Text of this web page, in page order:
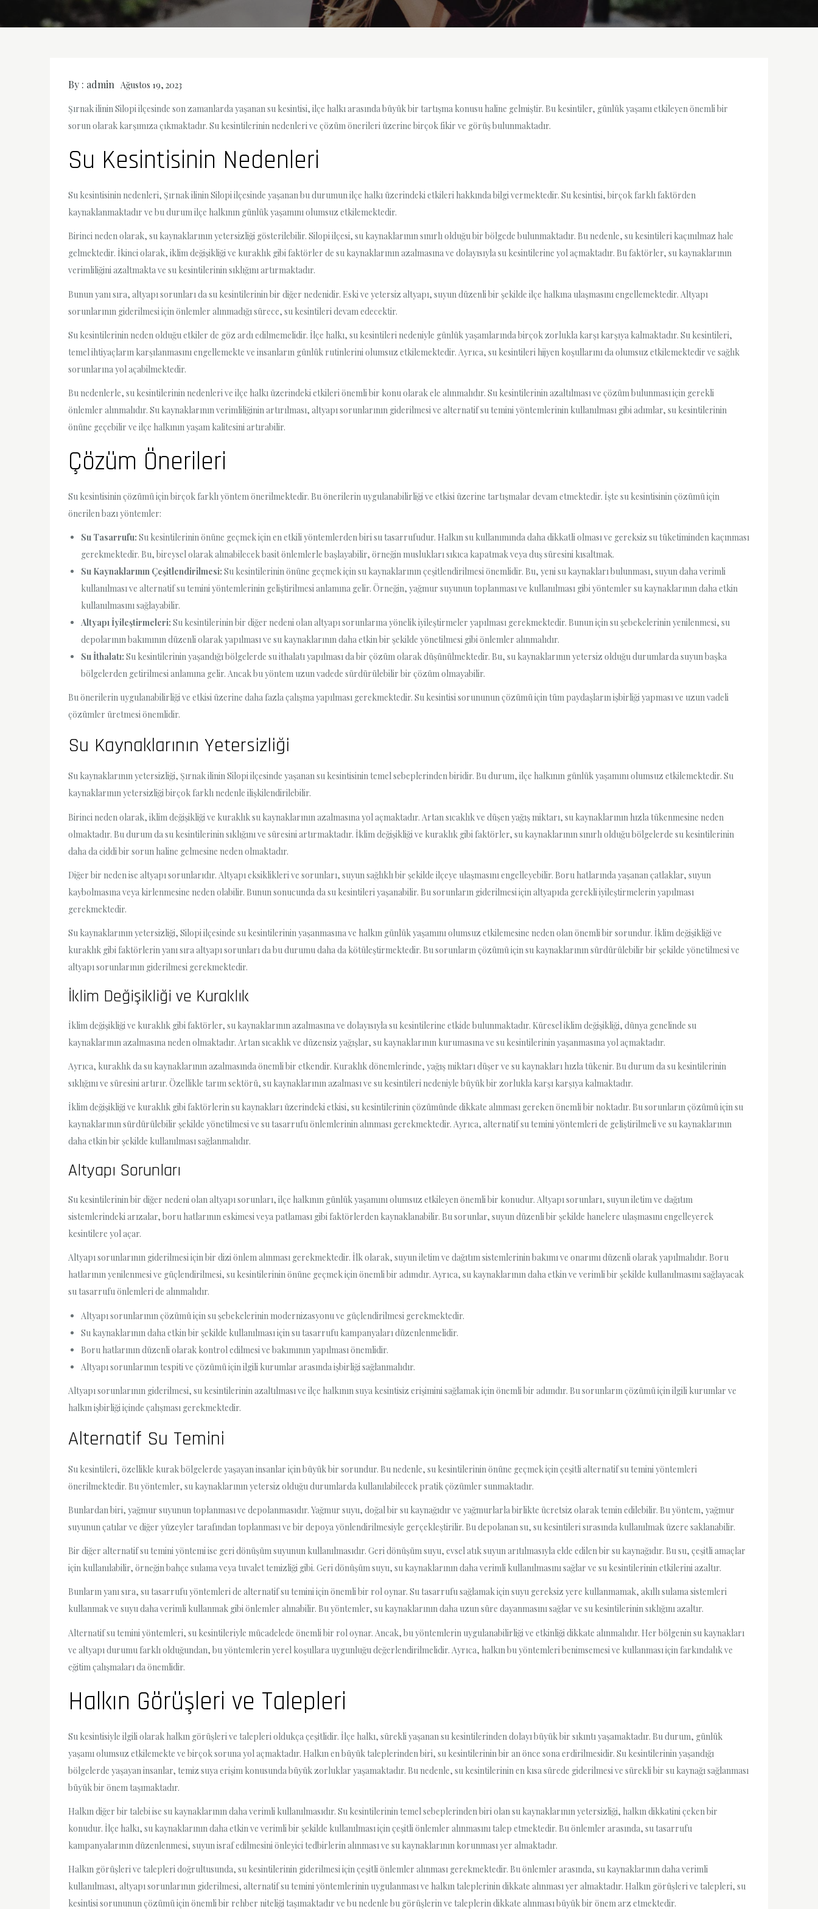
By : admin Ağustos 19, 2023
Şırnak ilinin Silopi ilçesinde son zamanlarda yaşanan su kesintisi, ilçe halkı arasında büyük bir tartışma konusu haline gelmiştir. Bu kesintiler, günlük yaşamı etkileyen önemli bir
sorun olarak karşımıza çıkmaktadır. Su kesintilerinin nedenleri ve çözüm önerileri üzerine birçok fikir ve görüş bulunmaktadır.
Su Kesintisinin Nedenleri
Su kesintisinin nedenleri, Şırnak ilinin Silopi ilçesinde yaşanan bu durumun ilçe halkı üzerindeki etkileri hakkında bilgi vermektedir. Su kesintisi, birçok farklı faktörden
kaynaklanmaktadır ve bu durum ilçe halkının günlük yaşamını olumsuz etkilemektedir.
Birinci neden olarak, su kaynaklarının yetersizliği gösterilebilir. Silopi ilçesi, su kaynaklarının sınırlı olduğu bir bölgede bulunmaktadır. Bu nedenle, su kesintileri kaçınılmaz hale
gelmektedir. İkinci olarak, iklim değişikliği ve kuraklık gibi faktörler de su kaynaklarının azalmasına ve dolayısıyla su kesintilerine yol açmaktadır. Bu faktörler, su kaynaklarının
verimliliğini azaltmakta ve su kesintilerinin sıklığını artırmaktadır.
Bunun yanı sıra, altyapı sorunları da su kesintilerinin bir diğer nedenidir. Eski ve yetersiz altyapı, suyun düzenli bir şekilde ilçe halkına ulaşmasını engellemektedir. Altyapı
sorunlarının giderilmesi için önlemler alınmadığı sürece, su kesintileri devam edecektir.
Su kesintilerinin neden olduğu etkiler de göz ardı edilmemelidir. İlçe halkı, su kesintileri nedeniyle günlük yaşamlarında birçok zorlukla karşı karşıya kalmaktadır. Su kesintileri,
temel ihtiyaçların karşılanmasını engellemekte ve insanların günlük rutinlerini olumsuz etkilemektedir. Ayrıca, su kesintileri hijyen koşullarını da olumsuz etkilemektedir ve sağlık
sorunlarına yol açabilmektedir.
Bu nedenlerle, su kesintilerinin nedenleri ve ilçe halkı üzerindeki etkileri önemli bir konu olarak ele alınmalıdır. Su kesintilerinin azaltılması ve çözüm bulunması için gerekli
önlemler alınmalıdır. Su kaynaklarının verimliliğinin artırılması, altyapı sorunlarının giderilmesi ve alternatif su temini yöntemlerinin kullanılması gibi adımlar, su kesintilerinin
önüne geçebilir ve ilçe halkının yaşam kalitesini artırabilir.
Çözüm Önerileri
Su kesintisinin çözümü için birçok farklı yöntem önerilmektedir. Bu önerilerin uygulanabilirliği ve etkisi üzerine tartışmalar devam etmektedir. İşte su kesintisinin çözümü için
önerilen bazı yöntemler:
Su Tasarrufu: Su kesintilerinin önüne geçmek için en etkili yöntemlerden biri su tasarrufudur. Halkın su kullanımında daha dikkatli olması ve gereksiz su tüketiminden kaçınması
gerekmektedir. Bu, bireysel olarak alınabilecek basit önlemlerle başlayabilir, örneğin muslukları sıkıca kapatmak veya duş süresini kısaltmak.
Su Kaynaklarının Çeşitlendirilmesi: Su kesintilerinin önüne geçmek için su kaynaklarının çeşitlendirilmesi önemlidir. Bu, yeni su kaynakları bulunması, suyun daha verimli
kullanılması ve alternatif su temini yöntemlerinin geliştirilmesi anlamına gelir. Örneğin, yağmur suyunun toplanması ve kullanılması gibi yöntemler su kaynaklarının daha etkin
kullanılmasını sağlayabilir.
Altyapı İyileştirmeleri: Su kesintilerinin bir diğer nedeni olan altyapı sorunlarına yönelik iyileştirmeler yapılması gerekmektedir. Bunun için su şebekelerinin yenilenmesi, su
depolarının bakımının düzenli olarak yapılması ve su kaynaklarının daha etkin bir şekilde yönetilmesi gibi önlemler alınmalıdır.
Su İthalatı: Su kesintilerinin yaşandığı bölgelerde su ithalatı yapılması da bir çözüm olarak düşünülmektedir. Bu, su kaynaklarının yetersiz olduğu durumlarda suyun başka
bölgelerden getirilmesi anlamına gelir. Ancak bu yöntem uzun vadede sürdürülebilir bir çözüm olmayabilir.
Bu önerilerin uygulanabilirliği ve etkisi üzerine daha fazla çalışma yapılması gerekmektedir. Su kesintisi sorununun çözümü için tüm paydaşların işbirliği yapması ve uzun vadeli
çözümler üretmesi önemlidir.
Su Kaynaklarının Yetersizliği
Su kaynaklarının yetersizliği, Şırnak ilinin Silopi ilçesinde yaşanan su kesintisinin temel sebeplerinden biridir. Bu durum, ilçe halkının günlük yaşamını olumsuz etkilemektedir. Su
kaynaklarının yetersizliği birçok farklı nedenle ilişkilendirilebilir.
Birinci neden olarak, iklim değişikliği ve kuraklık su kaynaklarının azalmasına yol açmaktadır. Artan sıcaklık ve düşen yağış miktarı, su kaynaklarının hızla tükenmesine neden
olmaktadır. Bu durum da su kesintilerinin sıklığını ve süresini artırmaktadır. İklim değişikliği ve kuraklık gibi faktörler, su kaynaklarının sınırlı olduğu bölgelerde su kesintilerinin
daha da ciddi bir sorun haline gelmesine neden olmaktadır.
Diğer bir neden ise altyapı sorunlarıdır. Altyapı eksiklikleri ve sorunları, suyun sağlıklı bir şekilde ilçeye ulaşmasını engelleyebilir. Boru hatlarında yaşanan çatlaklar, suyun
kaybolmasına veya kirlenmesine neden olabilir. Bunun sonucunda da su kesintileri yaşanabilir. Bu sorunların giderilmesi için altyapıda gerekli iyileştirmelerin yapılması
gerekmektedir.
Su kaynaklarının yetersizliği, Silopi ilçesinde su kesintilerinin yaşanmasına ve halkın günlük yaşamını olumsuz etkilemesine neden olan önemli bir sorundur. İklim değişikliği ve
kuraklık gibi faktörlerin yanı sıra altyapı sorunları da bu durumu daha da kötüleştirmektedir. Bu sorunların çözümü için su kaynaklarının sürdürülebilir bir şekilde yönetilmesi ve
altyapı sorunlarının giderilmesi gerekmektedir.
İklim Değişikliği ve Kuraklık
İklim değişikliği ve kuraklık gibi faktörler, su kaynaklarının azalmasına ve dolayısıyla su kesintilerine etkide bulunmaktadır. Küresel iklim değişikliği, dünya genelinde su
kaynaklarının azalmasına neden olmaktadır. Artan sıcaklık ve düzensiz yağışlar, su kaynaklarının kurumasına ve su kesintilerinin yaşanmasına yol açmaktadır.
Ayrıca, kuraklık da su kaynaklarının azalmasında önemli bir etkendir. Kuraklık dönemlerinde, yağış miktarı düşer ve su kaynakları hızla tükenir. Bu durum da su kesintilerinin
sıklığını ve süresini artırır. Özellikle tarım sektörü, su kaynaklarının azalması ve su kesintileri nedeniyle büyük bir zorlukla karşı karşıya kalmaktadır.
İklim değişikliği ve kuraklık gibi faktörlerin su kaynakları üzerindeki etkisi, su kesintilerinin çözümünde dikkate alınması gereken önemli bir noktadır. Bu sorunların çözümü için su
kaynaklarının sürdürülebilir şekilde yönetilmesi ve su tasarrufu önlemlerinin alınması gerekmektedir. Ayrıca, alternatif su temini yöntemleri de geliştirilmeli ve su kaynaklarının
daha etkin bir şekilde kullanılması sağlanmalıdır.
Altyapı Sorunları
Su kesintilerinin bir diğer nedeni olan altyapı sorunları, ilçe halkının günlük yaşamını olumsuz etkileyen önemli bir konudur. Altyapı sorunları, suyun iletim ve dağıtım
sistemlerindeki arızalar, boru hatlarının eskimesi veya patlaması gibi faktörlerden kaynaklanabilir. Bu sorunlar, suyun düzenli bir şekilde hanelere ulaşmasını engelleyerek
kesintilere yol açar.
Altyapı sorunlarının giderilmesi için bir dizi önlem alınması gerekmektedir. İlk olarak, suyun iletim ve dağıtım sistemlerinin bakımı ve onarımı düzenli olarak yapılmalıdır. Boru
hatlarının yenilenmesi ve güçlendirilmesi, su kesintilerinin önüne geçmek için önemli bir adımdır. Ayrıca, su kaynaklarının daha etkin ve verimli bir şekilde kullanılmasını sağlayacak
su tasarrufu önlemleri de alınmalıdır.
Altyapı sorunlarının çözümü için su şebekelerinin modernizasyonu ve güçlendirilmesi gerekmektedir.
Su kaynaklarının daha etkin bir şekilde kullanılması için su tasarrufu kampanyaları düzenlenmelidir.
Boru hatlarının düzenli olarak kontrol edilmesi ve bakımının yapılması önemlidir.
Altyapı sorunlarının tespiti ve çözümü için ilgili kurumlar arasında işbirliği sağlanmalıdır.
Altyapı sorunlarının giderilmesi, su kesintilerinin azaltılması ve ilçe halkının suya kesintisiz erişimini sağlamak için önemli bir adımdır. Bu sorunların çözümü için ilgili kurumlar ve
halkın işbirliği içinde çalışması gerekmektedir.
Alternatif Su Temini
Su kesintileri, özellikle kurak bölgelerde yaşayan insanlar için büyük bir sorundur. Bu nedenle, su kesintilerinin önüne geçmek için çeşitli alternatif su temini yöntemleri
önerilmektedir. Bu yöntemler, su kaynaklarının yetersiz olduğu durumlarda kullanılabilecek pratik çözümler sunmaktadır.
Bunlardan biri, yağmur suyunun toplanması ve depolanmasıdır. Yağmur suyu, doğal bir su kaynağıdır ve yağmurlarla birlikte ücretsiz olarak temin edilebilir. Bu yöntem, yağmur
suyunun çatılar ve diğer yüzeyler tarafından toplanması ve bir depoya yönlendirilmesiyle gerçekleştirilir. Bu depolanan su, su kesintileri sırasında kullanılmak üzere saklanabilir.
Bir diğer alternatif su temini yöntemi ise geri dönüşüm suyunun kullanılmasıdır. Geri dönüşüm suyu, evsel atık suyun arıtılmasıyla elde edilen bir su kaynağıdır. Bu su, çeşitli amaçlar
için kullanılabilir, örneğin bahçe sulama veya tuvalet temizliği gibi. Geri dönüşüm suyu, su kaynaklarının daha verimli kullanılmasını sağlar ve su kesintilerinin etkilerini azaltır.
Bunların yanı sıra, su tasarrufu yöntemleri de alternatif su temini için önemli bir rol oynar. Su tasarrufu sağlamak için suyu gereksiz yere kullanmamak, akıllı sulama sistemleri
kullanmak ve suyu daha verimli kullanmak gibi önlemler alınabilir. Bu yöntemler, su kaynaklarının daha uzun süre dayanmasını sağlar ve su kesintilerinin sıklığını azaltır.
Alternatif su temini yöntemleri, su kesintileriyle mücadelede önemli bir rol oynar. Ancak, bu yöntemlerin uygulanabilirliği ve etkinliği dikkate alınmalıdır. Her bölgenin su kaynakları
ve altyapı durumu farklı olduğundan, bu yöntemlerin yerel koşullara uygunluğu değerlendirilmelidir. Ayrıca, halkın bu yöntemleri benimsemesi ve kullanması için farkındalık ve
eğitim çalışmaları da önemlidir.
Halkın Görüşleri ve Talepleri
Su kesintisiyle ilgili olarak halkın görüşleri ve talepleri oldukça çeşitlidir. İlçe halkı, sürekli yaşanan su kesintilerinden dolayı büyük bir sıkıntı yaşamaktadır. Bu durum, günlük
yaşamı olumsuz etkilemekte ve birçok soruna yol açmaktadır. Halkın en büyük taleplerinden biri, su kesintilerinin bir an önce sona erdirilmesidir. Su kesintilerinin yaşandığı
bölgelerde yaşayan insanlar, temiz suya erişim konusunda büyük zorluklar yaşamaktadır. Bu nedenle, su kesintilerinin en kısa sürede giderilmesi ve sürekli bir su kaynağı sağlanması
büyük bir önem taşımaktadır.
Halkın diğer bir talebi ise su kaynaklarının daha verimli kullanılmasıdır. Su kesintilerinin temel sebeplerinden biri olan su kaynaklarının yetersizliği, halkın dikkatini çeken bir
konudur. İlçe halkı, su kaynaklarının daha etkin ve verimli bir şekilde kullanılması için çeşitli önlemler alınmasını talep etmektedir. Bu önlemler arasında, su tasarrufu
kampanyalarının düzenlenmesi, suyun israf edilmesini önleyici tedbirlerin alınması ve su kaynaklarının korunması yer almaktadır.
Halkın görüşleri ve talepleri doğrultusunda, su kesintilerinin giderilmesi için çeşitli önlemler alınması gerekmektedir. Bu önlemler arasında, su kaynaklarının daha verimli
kullanılması, altyapı sorunlarının giderilmesi, alternatif su temini yöntemlerinin uygulanması ve halkın taleplerinin dikkate alınması yer almaktadır. Halkın görüşleri ve talepleri, su
kesintisi sorununun çözümü için önemli bir rehber niteliği taşımaktadır ve bu nedenle bu görüşlerin ve taleplerin dikkate alınması büyük bir önem arz etmektedir.